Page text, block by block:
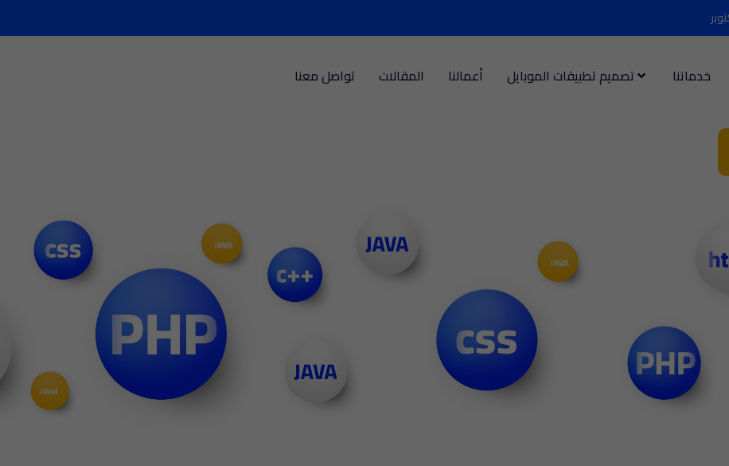
خدماتنا تصميم تطبيقات الموبايل أعمالنا المقالات تواصل معنا